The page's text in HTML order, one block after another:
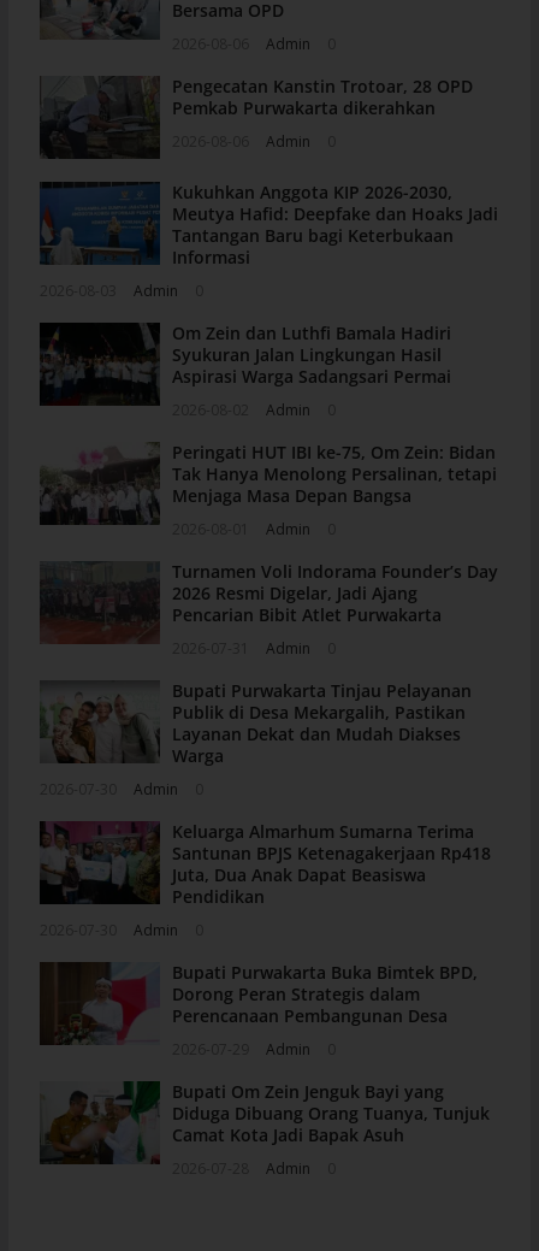
Bersama OPD
Admin
Pengecatan Kanstin Trotoar, 28 OPD
Pemkab Purwakarta dikerahkan
Admin
Kukuhkan Anggota KIP 2026-2030,
Meutya Hafid: Deepfake dan Hoaks Jadi
Tantangan Baru bagi Keterbukaan
Informasi
Admin
Om Zein dan Luthfi Bamala Hadiri
Syukuran Jalan Lingkungan Hasil
Aspirasi Warga Sadangsari Permai
Admin
Peringati HUT IBI ke-75, Om Zein: Bidan
Tak Hanya Menolong Persalinan, tetapi
Menjaga Masa Depan Bangsa
Admin
Turnamen Voli Indorama Founder’s Day
2026 Resmi Digelar, Jadi Ajang
Pencarian Bibit Atlet Purwakarta
Admin
Bupati Purwakarta Tinjau Pelayanan
Publik di Desa Mekargalih, Pastikan
Layanan Dekat dan Mudah Diakses
Warga
Admin
Keluarga Almarhum Sumarna Terima
Santunan BPJS Ketenagakerjaan Rp418
Juta, Dua Anak Dapat Beasiswa
Pendidikan
Admin
Bupati Purwakarta Buka Bimtek BPD,
Dorong Peran Strategis dalam
Perencanaan Pembangunan Desa
Admin
Bupati Om Zein Jenguk Bayi yang
Diduga Dibuang Orang Tuanya, Tunjuk
Camat Kota Jadi Bapak Asuh
Admin